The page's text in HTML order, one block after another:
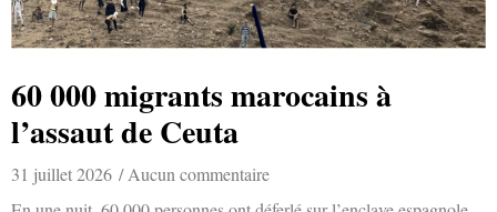
60 000 migrants marocains à
l’assaut de Ceuta
31 juillet 2026
Aucun commentaire